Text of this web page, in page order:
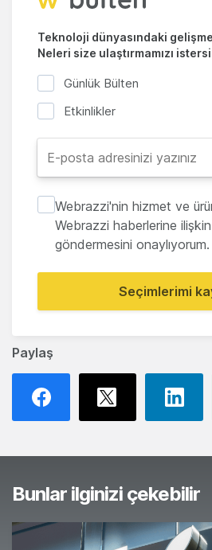
Paylaş
Teknoloji dünyasındaki
Neleri size ulaştırmamızı
Günlük Bülten
Etkinlikler
Webrazzi'nin hizmet ve
Webrazzi haberlerine
göndermesini onaylıyorum.
Seçimlerimi
Bunlar ilginizi çekebilir